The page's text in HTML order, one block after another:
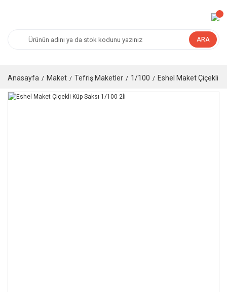
ARA
Anasayfa Maket Tefriş Maketler 1/100 Eshel Maket Çiçekli